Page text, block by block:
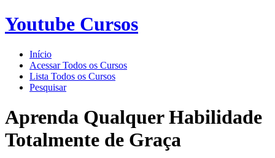
Youtube Cursos
Início
Acessar Todos os Cursos
Lista Todos os Cursos
Pesquisar
Aprenda Qualquer Habilidade
Totalmente de Graça